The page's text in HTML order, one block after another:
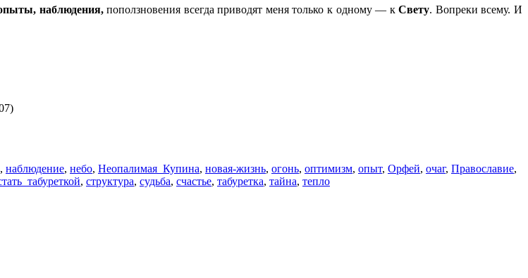
наблюдения,поползновения всегда приводят меня только к одному — кСвету. Вопреки всему. И
, наблюдение, небо, Неопалимая_Купина, новая-жизнь, огонь, оптимизм, опыт, Орфей, очаг, Православие,
, структура, судьба, счастье, табуретка, тайна, тепло